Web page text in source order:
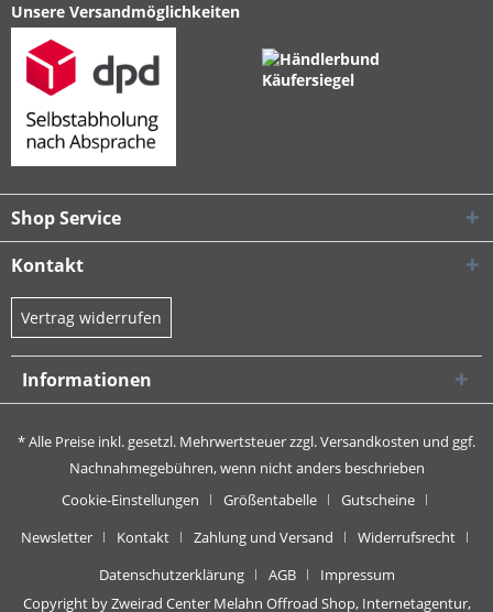
Unsere Versandmöglichkeiten
Shop Service
Kontakt
Vertrag widerrufen
Informationen
* Alle Preise inkl. gesetzl. Mehrwertsteuer zzgl.Versandkosten und ggf.
Nachnahmegebühren, wenn nicht anders beschrieben
Cookie-Einstellungen
Größentabelle
Gutscheine
Newsletter
Kontakt Zahlung und Versand
Widerrufsrecht
Datenschutzerklärung
AGB
Impressum
Copyright by Zweirad Center Melahn Offroad Shop, Internetagentur,